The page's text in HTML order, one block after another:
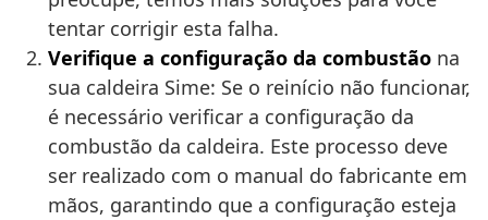
tentar corrigir esta falha.
Verifique a configuração da combustão na
sua caldeira Sime: Se o reinício não funcionar,
é necessário verificar a configuração da
combustão da caldeira. Este processo deve
ser realizado com o manual do fabricante em
mãos, garantindo que a configuração esteja